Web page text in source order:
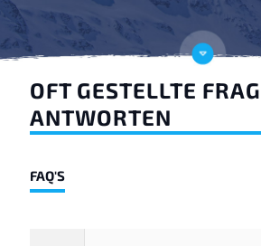
OFT GESTELLTE
ANTWORTEN
FAQ'S